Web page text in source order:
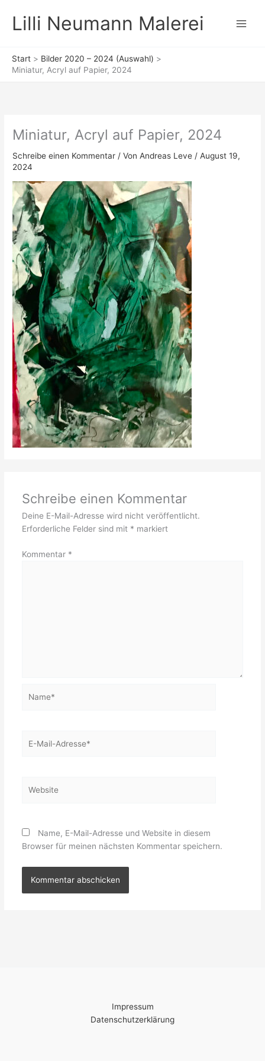
Inhalt
springen
Lilli Neumann Malerei
Start
Bilder 2020 – 2024 (Auswahl)
Miniatur, Acryl auf Papier, 2024
Miniatur, Acryl auf Papier, 2024
Schreibe einen Kommentar / VonAndreas Leve /August 19,
2024
Schreibe einen Kommentar
Deine E-Mail-Adresse wird nicht veröffentlicht.
Erforderliche Felder sind mit * markiert
Kommentar *
Mail-
Name, E-Mail-Adresse und Website in diesem
Browser für meinen nächsten Kommentar speichern.
Impressum
Datenschutzerklärung